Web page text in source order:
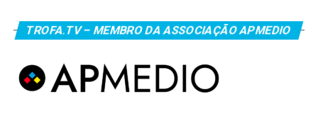
TROFA.TV – MEMBRO DA ASSOCIAÇÃO APMEDIO